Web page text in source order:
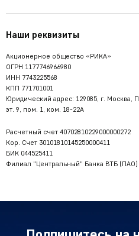
Наши реквизиты
Акционерное общество «РИКА»
ОГРН 1177746966980
ИНН 7743225568
КПП 771701001
Юридический адрес: 129085, г. Москва,
эт. 9, пом. 1, ком. 18-22А
Расчетный счет 40702810229000000272
Кор. Счет 30101810145250000411
БИК 044525411
Филиал "Центральный" Банка ВТБ (ПАО)